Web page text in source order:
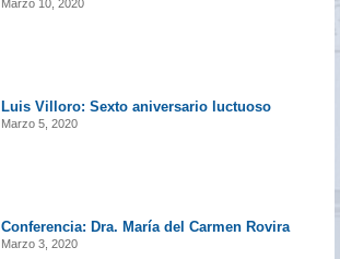
Marzo 10, 2020
Luis Villoro: Sexto aniversario luctuoso
Marzo 5, 2020
Conferencia: Dra. María del Carmen Rovira
Marzo 3, 2020